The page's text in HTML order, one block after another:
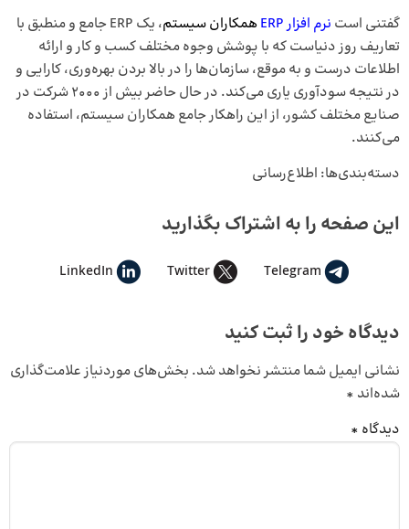
گفتنی است نرم افزار ERP همکاران سیستم
، یک ERP جامع و منطبق با
تعاریف روز دنیاست که با پوشش وجوه مختلف کسب و کار و ارائه
اطلاعات درست و به موقع، سازمان‌ها را در بالا بردن بهره‌وری، کارایی و
در نتیجه سودآوری یاری می‌کند. در حال حاضر بیش از ۲۰۰۰ شرکت در
صنایع مختلف کشور، از این راهکار جامع همکاران سیستم، استفاده
می‌کنند.
دسته‌بندی‌ها: اطلاع‌رسانی
این صفحه را به اشتراک بگذارید
Telegram
Twitter
LinkedIn
دیدگاه خود را ثبت کنید
نشانی ایمیل شما منتشر نخواهد شد. بخش‌های موردنیاز علامت‌گذاری
شده‌اند *
دیدگاه *